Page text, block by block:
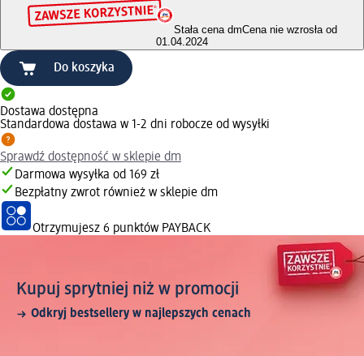
Stała cena dmCena nie wzrosła od
01.04.2024
Do koszyka
Dostawa dostępna
Standardowa dostawa w 1-2 dni robocze od wysyłki
Sprawdź dostępność w sklepie dm
Darmowa wysyłka od 169 zł
Bezpłatny zwrot również w sklepie dm
Otrzymujesz 6 punktów PAYBACK
Kupuj sprytniej niż w promocji
Odkryj bestsellery w najlepszych cenach